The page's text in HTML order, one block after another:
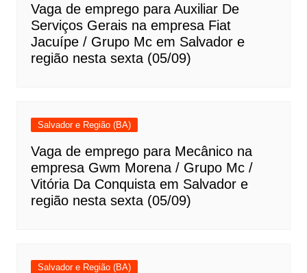
Vaga de emprego para Auxiliar De
Serviços Gerais na empresa Fiat
Jacuípe / Grupo Mc em Salvador e
região nesta sexta (05/09)
Salvador e Região (BA)
Vaga de emprego para Mecânico na
empresa Gwm Morena / Grupo Mc /
Vitória Da Conquista em Salvador e
região nesta sexta (05/09)
Salvador e Região (BA)